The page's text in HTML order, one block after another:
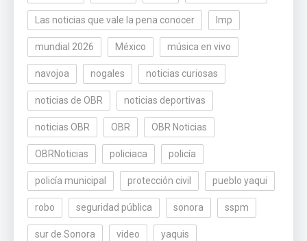
Las noticias que vale la pena conocer lmp
mundial 2026 México música en vivo
navojoa nogales noticias curiosas
noticias de OBR noticias deportivas
noticias OBR OBR OBR Noticias
OBRNoticias policiaca policía
policía municipal protección civil pueblo yaqui
robo seguridad pública sonora sspm
sur de Sonora video yaquis